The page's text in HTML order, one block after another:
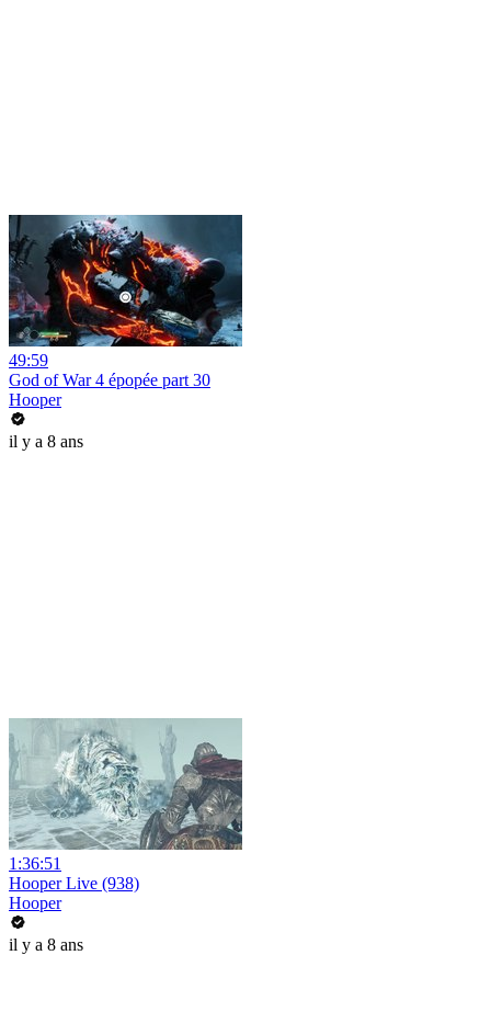
49:59
God of War 4 épopée part 30
Hooper
il y a 8 ans
1:36:51
Hooper Live (938)
Hooper
il y a 8 ans